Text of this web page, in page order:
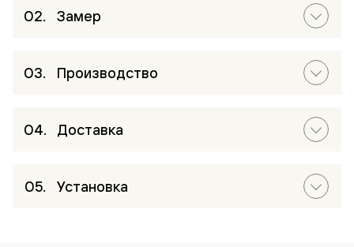
Замер
Производство
Доставка
Установка